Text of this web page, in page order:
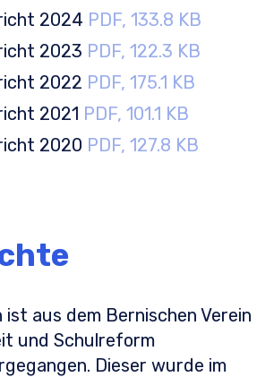
2024 PDF, 133.8 KB
2023 PDF, 122.3 KB
2022 PDF, 175.1 KB
2021 PDF, 101.1 KB
2020 PDF, 127.8 KB
aus dem Bernischen Verein
und Schulreform
Dieser wurde im